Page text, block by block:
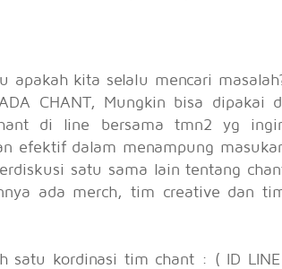
kita selalu mencari
CHANT, Mungkin bisa dipakai
di line bersama tmn2 yg
efektif dalam menampung
satu sama lain tentang
ada merch, tim creative dan
satu kordinasi tim chant : ( ID